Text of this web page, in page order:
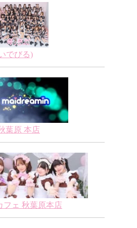
千葉
メイド居酒屋まめや 千葉店
千葉 / メイド
でびる)
葉原 本店
フェ 秋葉原本店